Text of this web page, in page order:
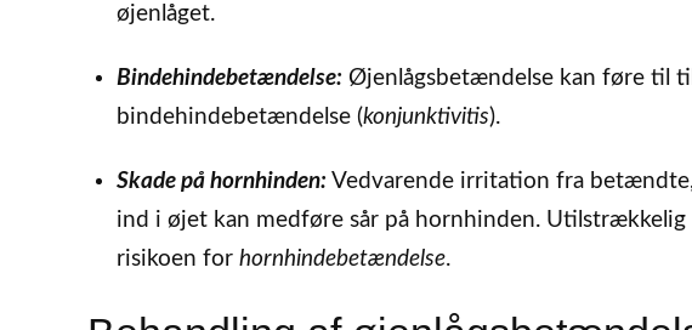
øjenlåget.
Bindehindebetændelse: Øjenlågsbetændelse kan føre til
bindehindebetændelse (konjunktivitis).
Skade på hornhinden: Vedvarende irritation fra
ind i øjet kan medføre sår på hornhinden.
risikoen for hornhindebetændelse.